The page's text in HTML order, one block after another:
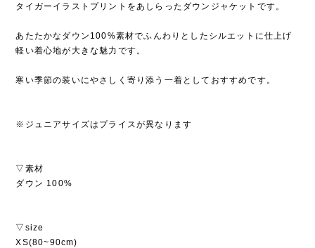
タイガーイラストプリントをあしらったダウンジャケットです。
あたたかなダウン100%素材でふんわりとしたシルエットに仕上げ
軽い着心地が大きな魅力です。
寒い季節の装いにやさしく寄り添う一着としておすすめです。
※ジュニアサイズはプライスが異なります
▽素材
ダウン 100%
▽size
XS(80~90cm)